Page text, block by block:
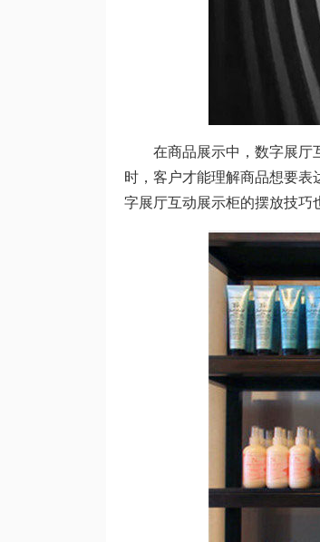
在商品展示中，数字展厅互
时，客户才能理解商品想要
字展厅互动展示柜的摆放技巧